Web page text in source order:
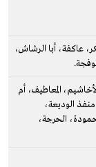
عاكفة، أبا الرشاش،
المعاطيف، أم
الوديعة،
الحرجة،